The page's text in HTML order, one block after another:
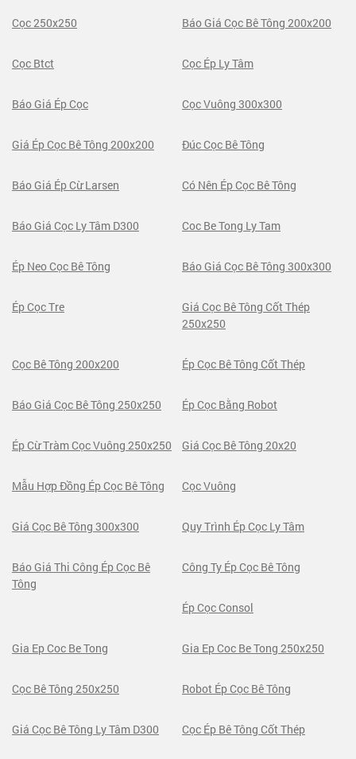
Cọc 250x250 Báo Giá Cọc Bê Tông 200x200
Cọc Btct Cọc Ép Ly Tâm
Báo Giá Ép Cọc Cọc Vuông 300x300
Giá Ép Cọc Bê Tông 200x200 Đúc Cọc Bê Tông
Báo Giá Ép Cừ Larsen Có Nên Ép Cọc Bê Tông
Báo Giá Cọc Ly Tâm D300 Coc Be Tong Ly Tam
Ép Neo Cọc Bê Tông Báo Giá Cọc Bê Tông 300x300
Ép Cọc Tre
Giá Cọc Bê Tông Cốt Thép
250x250
Cọc Bê Tông 200x200 Ép Cọc Bê Tông Cốt Thép
Báo Giá Cọc Bê Tông 250x250 Ép Cọc Bằng Robot
Ép Cừ Tràm Cọc Vuông 250x250 Giá Cọc Bê Tông 20x20
Mẫu Hợp Đồng Ép Cọc Bê Tông Cọc Vuông
Giá Cọc Bê Tông 300x300 Quy Trình Ép Cọc Ly Tâm
Báo Giá Thi Công Ép Cọc Bê
Tông
Công Ty Ép Cọc Bê Tông
Ép Cọc Consol
Gia Ep Coc Be Tong Gia Ep Coc Be Tong 250x250
Cọc Bê Tông 250x250 Robot Ép Cọc Bê Tông
Giá Cọc Bê Tông Ly Tâm D300 Cọc Ép Bê Tông Cốt Thép